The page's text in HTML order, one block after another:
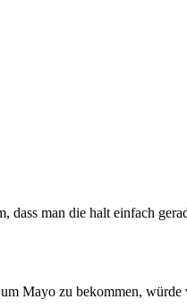
man die halt einfach
Mayo zu bekommen, würde